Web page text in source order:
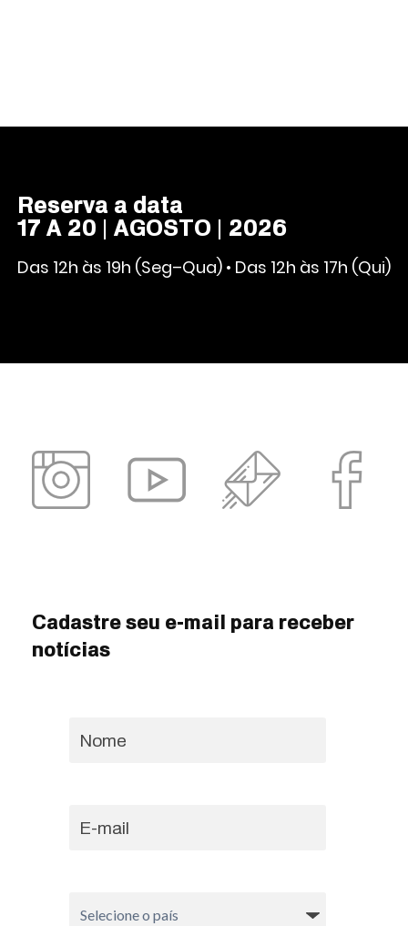
Reserva a data
17 A 20 | AGOSTO | 2026
Das 12h às 19h (Seg–Qua) • Das 12h às 17h (Qui)
Cadastre seu e-mail para receber
notícias